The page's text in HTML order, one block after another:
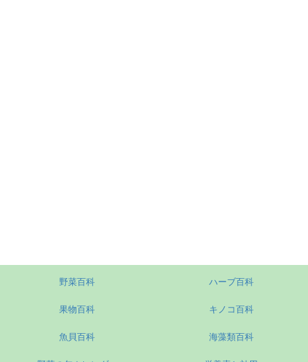
野菜百科
果物百科
魚貝百科
ハーブ百科
キノコ百科
海藻類百科